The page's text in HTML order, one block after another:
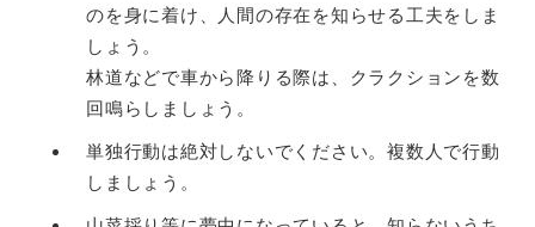
のを身に着け、人間の存在を知らせる工夫をしま
しょう。
林道などで車から降りる際は、クラクションを数
回鳴らしましょう。
単独行動は絶対しないでください。複数人で行動
しましょう。